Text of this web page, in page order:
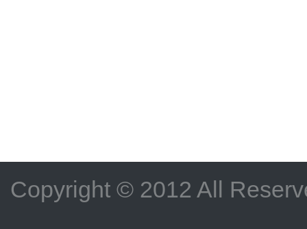
Copyright © 2012 All